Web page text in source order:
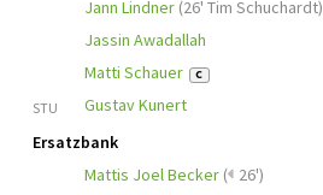
Jann Lindner (26' Tim Schuchardt)
Jassin Awadallah
Matti Schauer
C
STU
Gustav Kunert
Ersatzbank
Mattis Joel Becker ( 26')